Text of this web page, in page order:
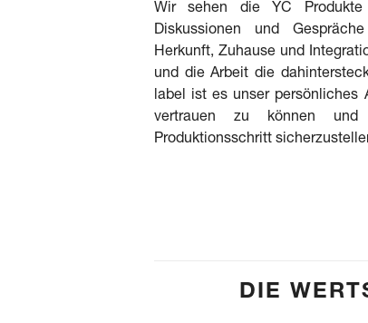
Wir sehen die YC
Diskussionen und
Herkunft, Zuhause und
und die Arbeit die
label ist es unser persönliches
vertrauen zu können
Produktionsschritt
DIE